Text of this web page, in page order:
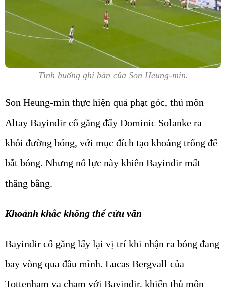
Tình huống ghi bàn của Son Heung-min.
Son Heung-min thực hiện quả phạt góc, thủ môn
Altay Bayindir cố gắng đẩy Dominic Solanke ra
khỏi đường bóng, với mục đích tạo khoảng trống để
bắt bóng. Nhưng nỗ lực này khiến Bayindir mất
thăng bằng.
Khoảnh khắc không thể cứu vãn
Bayindir cố gắng lấy lại vị trí khi nhận ra bóng đang
bay vòng qua đầu mình. Lucas Bergvall của
Tottenham va chạm với Bayindir, khiến thủ môn